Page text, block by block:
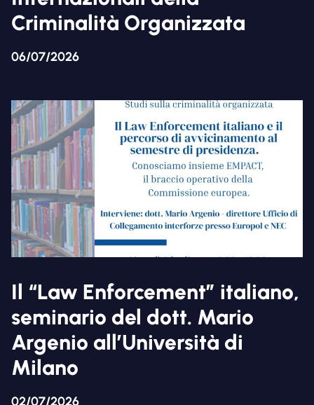
Criminalità Organizzata
06/07/2026
Il “Law Enforcement” italiano,
seminario del dott. Mario
Argenio all’Università di
Milano
02/07/2026